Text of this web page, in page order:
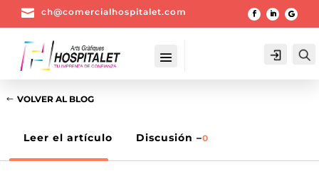
 ch@comercialhospitalet.com
Login
VOLVER AL BLOG
Leer el artículo Discusión –0